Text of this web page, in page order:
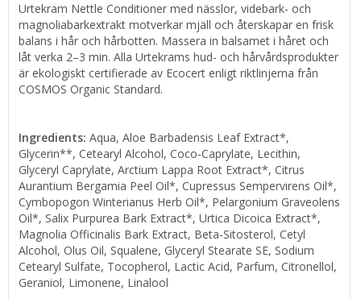
Urtekram Nettle Conditioner med nässlor, videbark- och
magnoliabarkextrakt motverkar mjäll och återskapar en frisk
balans i hår och hårbotten. Massera in balsamet i håret och
låt verka 2–3 min. Alla Urtekrams hud- och hårvårdsprodukter
är ekologiskt certifierade av Ecocert enligt riktlinjerna från
COSMOS Organic Standard.
Ingredients: Aqua, Aloe Barbadensis Leaf Extract*,
Glycerin**, Cetearyl Alcohol, Coco-Caprylate, Lecithin,
Glyceryl Caprylate, Arctium Lappa Root Extract*, Citrus
Aurantium Bergamia Peel Oil*, Cupressus Sempervirens Oil*,
Cymbopogon Winterianus Herb Oil*, Pelargonium Graveolens
Oil*, Salix Purpurea Bark Extract*, Urtica Dicoica Extract*,
Magnolia Officinalis Bark Extract, Beta-Sitosterol, Cetyl
Alcohol, Olus Oil, Squalene, Glyceryl Stearate SE, Sodium
Cetearyl Sulfate, Tocopherol, Lactic Acid, Parfum, Citronellol,
Geraniol, Limonene, Linalool